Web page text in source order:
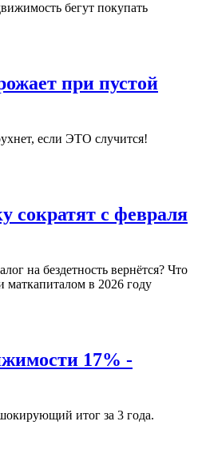
бегут покупать
при пустой
если ЭТО случится!
сократят с февраля
на бездетность вернётся? Что
маткапиталом в 2026 году
17% -
итог за 3 года.